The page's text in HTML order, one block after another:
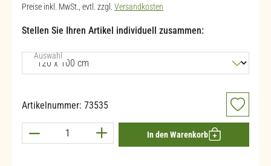
Preise inkl. MwSt., evtl. zzgl. Versandkosten
Stellen Sie Ihren Artikel individuell zusammen:
Auswahlauswählen
Artikelnummer: 73535
Produkt Anzahl: Gib den gewünschten Wert
In den Warenkorb